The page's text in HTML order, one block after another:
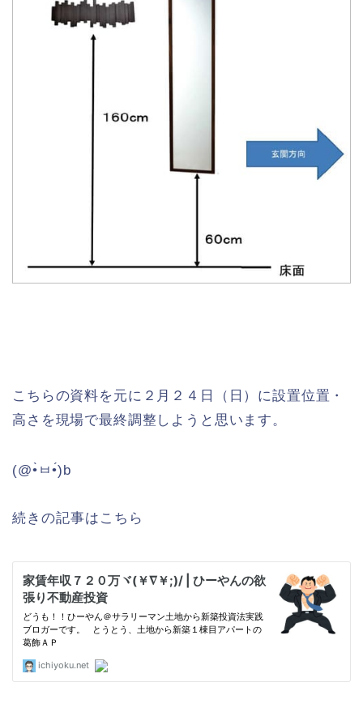
こちらの資料を元に２月２４日（日）に設置位置・
高さを現場で最終調整しようと思います。
(@•̀ㅂ•́)b
続きの記事はこちら